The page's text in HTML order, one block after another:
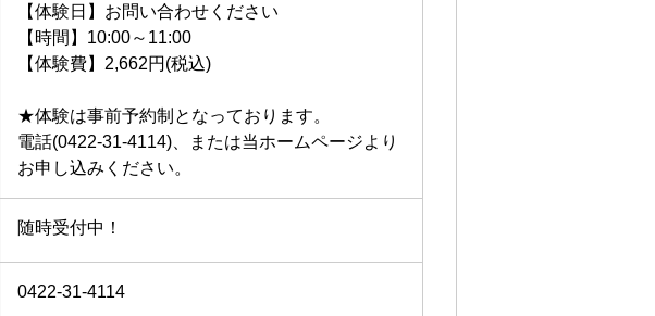
【体験日】お問い合わせください
【時間】10:00～11:00
【体験費】2,662円(税込)
★体験は事前予約制となっております。
電話(0422-31-4114)、または当ホームページより
お申し込みください。
随時受付中！
0422-31-4114